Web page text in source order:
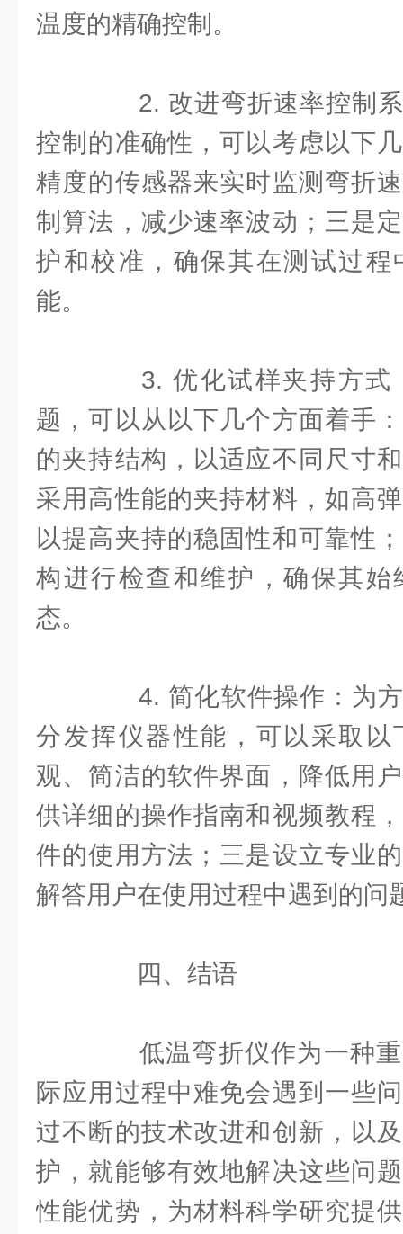
温度的精确控制。
2. 改进弯折速率控制系
控制的准确性，可以考虑以下
精度的传感器来实时监测弯折
制算法，减少速率波动；三是
护和校准，确保其在测试过程
能。
3. 优化试样夹持方式
题，可以从以下几个方面着手
的夹持结构，以适应不同尺寸
采用高性能的夹持材料，如高
以提高夹持的稳固性和可靠性
构进行检查和维护，确保其始
态。
4. 简化软件操作：为方
分发挥仪器性能，可以采取以
观、简洁的软件界面，降低用
供详细的操作指南和视频教程
件的使用方法；三是设立专业
解答用户在使用过程中遇到的问
四、结语
低温弯折仪作为一种重
际应用过程中难免会遇到一些
过不断的技术改进和创新，以
护，就能够有效地解决这些问
性能优势，为材料科学研究提